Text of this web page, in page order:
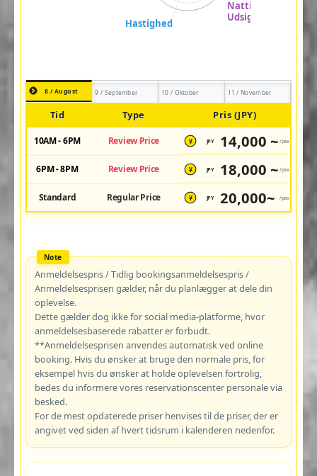
8 / August 9 / September 10 / Oktober 11 / November
Tid Type Pris (JPY)
10AM - 6PM Review Price ¥ JPY 14,000 ~ /pax
6PM - 8PM Review Price ¥ JPY 18,000 ~ /pax
Standard Regular Price ¥ JPY 20,000~ /pax
Anmeldelsespris / Tidlig bookingsanmeldelsespris /
Anmeldelsesprisen gælder, når du planlægger at dele din
oplevelse.
Dette gælder dog ikke for social media-platforme, hvor
anmeldelsesbaserede rabatter er forbudt.
**Anmeldelsesprisen anvendes automatisk ved online
booking. Hvis du ønsker at bruge den normale pris, for
eksempel hvis du ønsker at holde oplevelsen fortrolig,
bedes du informere vores reservationscenter personale via
besked.
For de mest opdaterede priser henvises til de priser, der er
angivet ved siden af hvert tidsrum i kalenderen nedenfor.